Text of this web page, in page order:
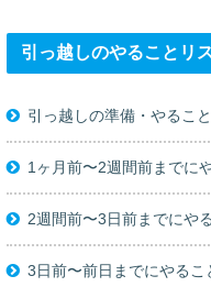
引っ越しのやることリ
引っ越しの準備・やるこ
1ヶ月前〜2週間前までに
2週間前〜3日前までにや
3日前〜前日までにやるこ